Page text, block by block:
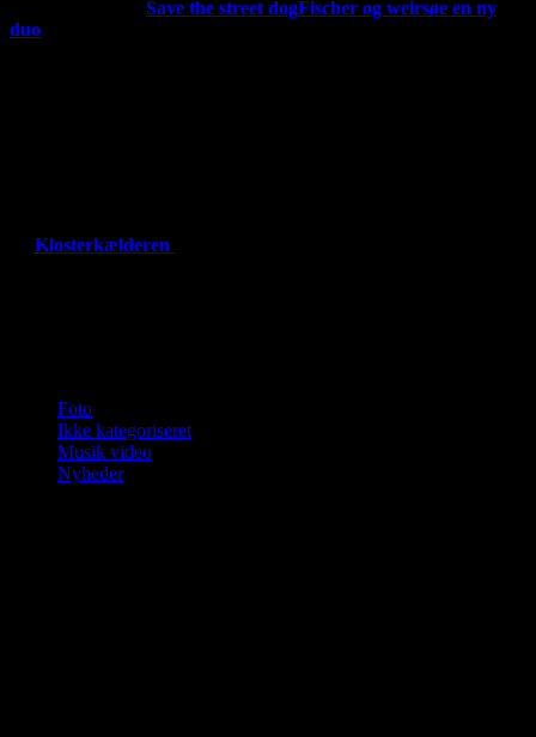
Save the street dogFischer og weirsøe en ny
duo
Klosterkælderen
Foto
Ikke kategoriseret
Musik video
Nyheder